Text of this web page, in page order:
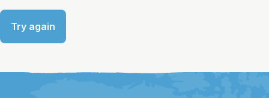
Try again